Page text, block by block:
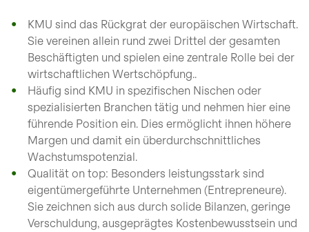
KMU sind das Rückgrat der europäischen Wirtschaft.
Sie vereinen allein rund zwei Drittel der gesamten
Beschäftigten und spielen eine zentrale Rolle bei der
wirtschaftlichen Wertschöpfung..
Häufig sind KMU in spezifischen Nischen oder
spezialisierten Branchen tätig und nehmen hier eine
führende Position ein. Dies ermöglicht ihnen höhere
Margen und damit ein überdurchschnittliches
Wachstumspotenzial.
Qualität on top: Besonders leistungsstark sind
eigentümergeführte Unternehmen (Entrepreneure).
Sie zeichnen sich aus durch solide Bilanzen, geringe
Verschuldung, ausgeprägtes Kostenbewusstsein und